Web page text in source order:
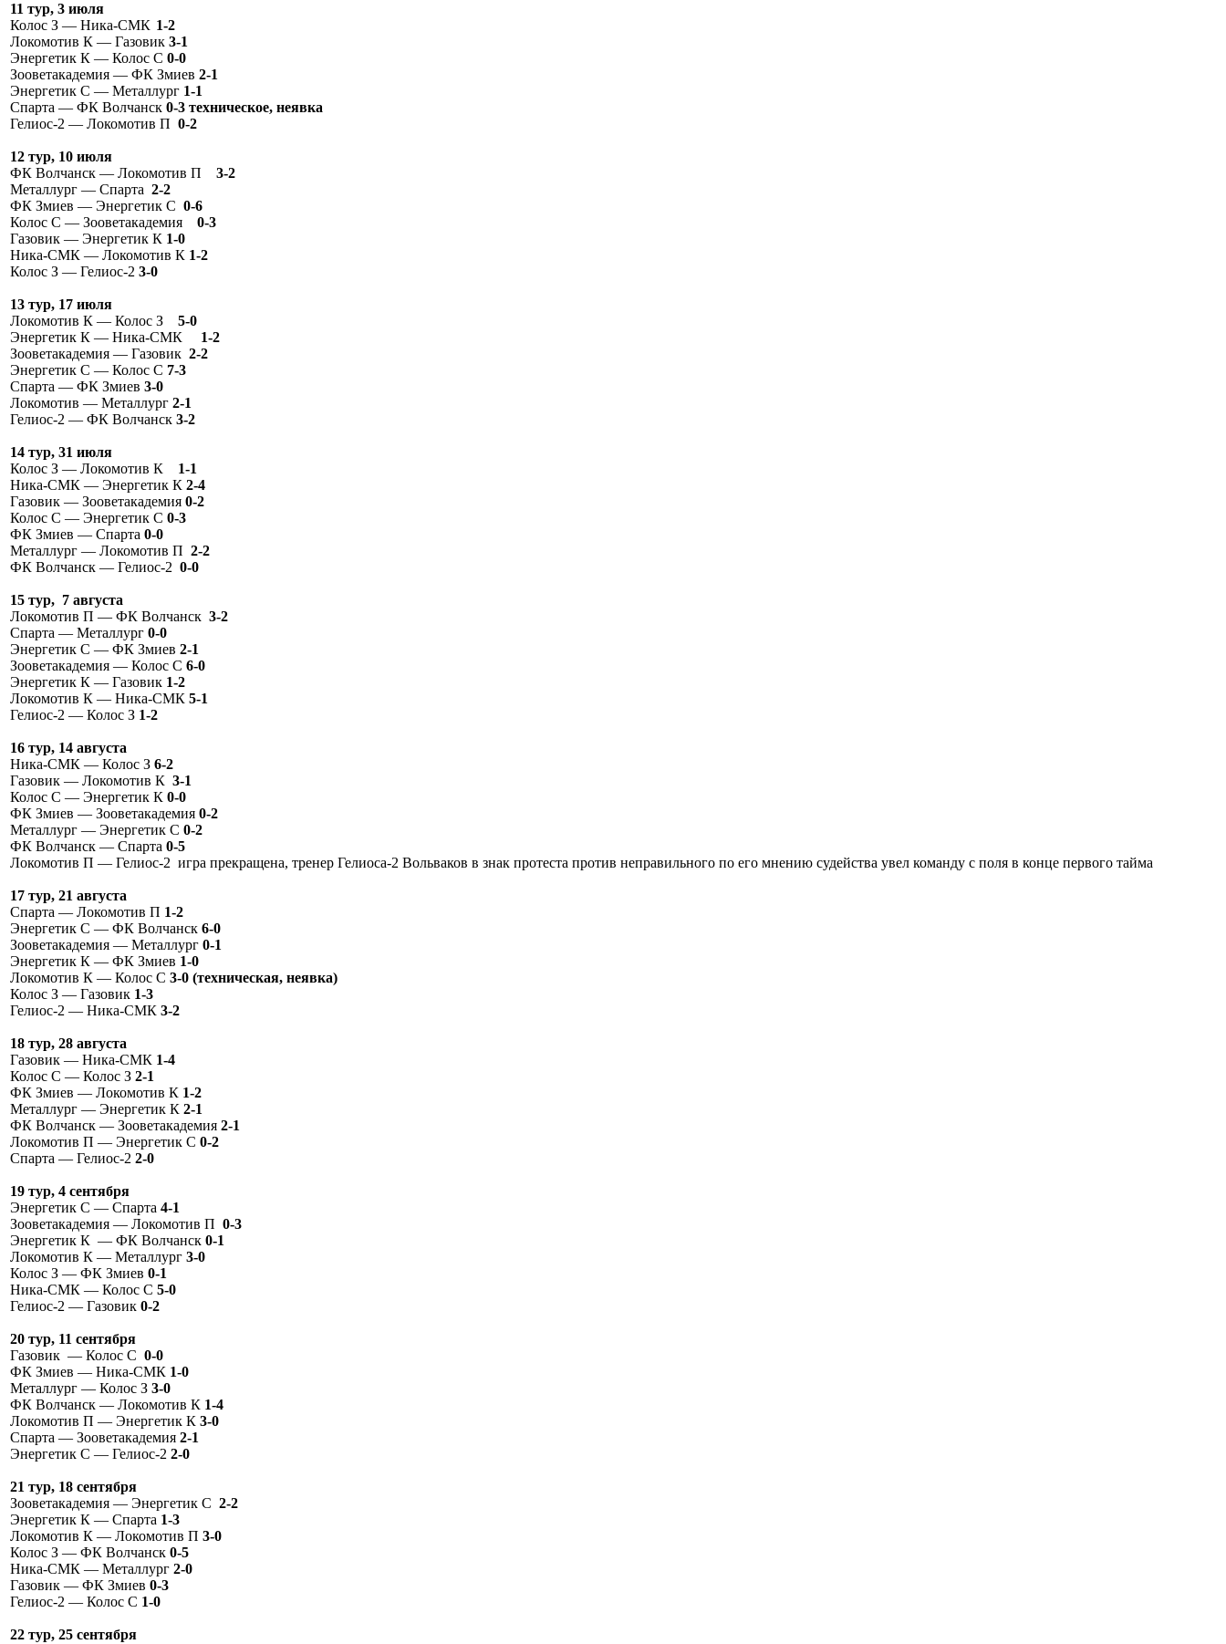
11 тур, 3 июля
Колос З — Ника-СМК 1-2
Локомотив К — Газовик 3-1
Энергетик К — Колос С 0-0
Зооветакадемия — ФК Змиев 2-1
Энергетик С — Металлург 1-1
Спарта — ФК Волчанск 0-3 техническое, неявка
Гелиос-2 — Локомотив П 0-2
12 тур, 10 июля
ФК Волчанск — Локомотив П
3-2
Металлург — Спарта 2-2
ФК Змиев — Энергетик С 0-6
Колос С — Зооветакадемия 0-3
Газовик — Энергетик К 1-0
Ника-СМК — Локомотив К 1-2
Колос З — Гелиос-2 3-0
13 тур, 17 июля
Локомотив К — Колос З
5-0
Энергетик К — Ника-СМК 1-2
Зооветакадемия — Газовик 2-2
Энергетик С — Колос С 7-3
Спарта — ФК Змиев 3-0
Локомотив — Металлург 2-1
Гелиос-2 — ФК Волчанск 3-2
14 тур, 31 июля
Колос З — Локомотив К 1-1
Ника-СМК — Энергетик К 2-4
Газовик — Зооветакадемия 0-2
Колос С — Энергетик С 0-3
ФК Змиев — Спарта 0-0
Металлург — Локомотив П 2-2
ФК Волчанск — Гелиос-2 0-0
15 тур, 7 августа
Локомотив П — ФК Волчанск 3-2
Спарта — Металлург 0-0
Энергетик С — ФК Змиев 2-1
Зооветакадемия — Колос С 6-0
Энергетик К — Газовик 1-2
Локомотив К — Ника-СМК 5-1
Гелиос-2 — Колос З 1-2
16 тур, 14 августа
Ника-СМК — Колос З 6-2
Газовик — Локомотив К 3-1
Колос С — Энергетик К 0-0
ФК Змиев — Зооветакадемия 0-2
Металлург — Энергетик С 0-2
ФК Волчанск — Спарта 0-5
Локомотив П — Гелиос-2 игра прекращена, тренер Гелиоса-2 Вольваков в знак протеста против неправильного по его мнению судейства увел команду с поля в конце первого тайма
17 тур, 21 августа
Спарта — Локомотив П 1-2
Энергетик С — ФК Волчанск 6-0
Зооветакадемия — Металлург 0-1
Энергетик К — ФК Змиев 1-0
Локомотив К — Колос С 3-0 (техническая, неявка)
Колос З — Газовик 1-3
Гелиос-2 — Ника-СМК 3-2
18 тур, 28 августа
Газовик — Ника-СМК 1-4
Колос С — Колос З 2-1
ФК Змиев — Локомотив К 1-2
Металлург — Энергетик К 2-1
ФК Волчанск — Зооветакадемия 2-1
Локомотив П — Энергетик С 0-2
Спарта — Гелиос-2 2-0
19 тур, 4 сентября
Энергетик С — Спарта 4-1
Зооветакадемия — Локомотив П 0-3
Энергетик К — ФК Волчанск 0-1
Локомотив К — Металлург 3-0
Колос З — ФК Змиев 0-1
Ника-СМК — Колос С 5-0
Гелиос-2 — Газовик 0-2
20 тур, 11 сентября
Газовик — Колос С 0-0
ФК Змиев — Ника-СМК 1-0
Металлург — Колос З 3-0
ФК Волчанск — Локомотив К 1-4
Локомотив П — Энергетик К 3-0
Спарта — Зооветакадемия 2-1
Энергетик С — Гелиос-2 2-0
21 тур, 18 сентября
Зооветакадемия — Энергетик С 2-2
Энергетик К — Спарта 1-3
Локомотив К — Локомотив П 3-0
Колос З — ФК Волчанск 0-5
Ника-СМК — Металлург 2-0
Газовик — ФК Змиев 0-3
Гелиос-2 — Колос С 1-0
22 тур, 25 сентября